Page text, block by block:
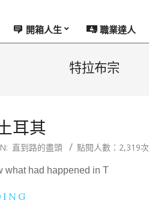
開箱人生 職業達人
特拉布宗
耳其
直到路的盡頭 點閱人數：2,319次
what had happened in T